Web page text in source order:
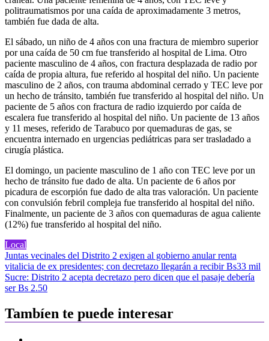
politraumatismos por una caída de aproximadamente 3 metros,
también fue dada de alta.
El sábado, un niño de 4 años con una fractura de miembro superior
por una caída de 50 cm fue transferido al hospital de Lima. Otro
paciente masculino de 4 años, con fractura desplazada de radio por
caída de propia altura, fue referido al hospital del niño. Un paciente
masculino de 2 años, con trauma abdominal cerrado y TEC leve por
un hecho de tránsito, también fue transferido al hospital del niño. Un
paciente de 5 años con fractura de radio izquierdo por caída de
escalera fue transferido al hospital del niño. Un paciente de 13 años
y 11 meses, referido de Tarabuco por quemaduras de gas, se
encuentra internado en urgencias pediátricas para ser trasladado a
cirugía plástica.
El domingo, un paciente masculino de 1 año con TEC leve por un
hecho de tránsito fue dado de alta. Un paciente de 6 años por
picadura de escorpión fue dado de alta tras valoración. Un paciente
con convulsión febril compleja fue transferido al hospital del niño.
Finalmente, un paciente de 3 años con quemaduras de agua caliente
(12%) fue transferido al hospital del niño.
Local
Navegación
de
entradas
Juntas vecinales del Distrito 2 exigen al gobierno anular renta
vitalicia de ex presidentes; con decretazo llegarán a recibir Bs33 mil
Sucre: Distrito 2 acepta decretazo pero dicen que el pasaje debería
ser Bs 2.50
Tambíen te puede interesar